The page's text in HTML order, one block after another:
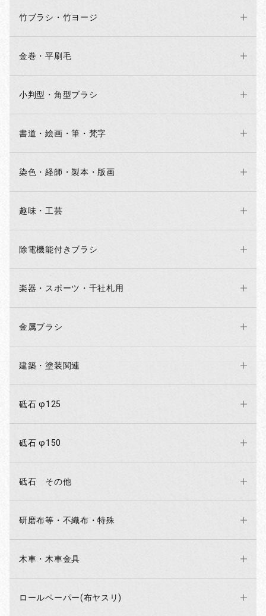
竹ブラシ・竹ヨージ
金巻・平刷毛
小判型・角型ブラシ
書道・絵画・筆・梵字
染色・経師・製本・版画
趣味・工芸
除電機能付きブラシ
楽器・スポーツ・千社札用
金属ブラシ
建築・塗装関連
砥石 φ125
砥石 φ150
砥石 その他
研磨布等・不織布・特殊
木車・木車金具
ロールペーパー(布ヤスリ)